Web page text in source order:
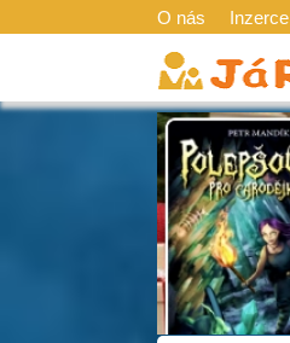
O nás Inzerce